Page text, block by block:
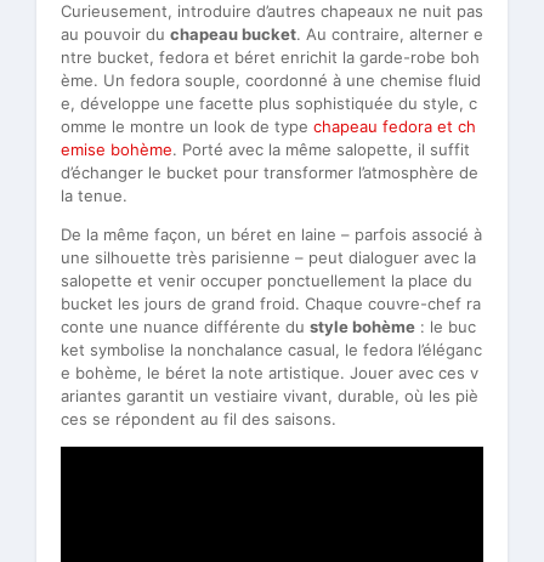
Curieusement, introduire d’autres chapeaux ne nuit pas
au pouvoir du chapeau bucket. Au contraire, alterner e
ntre bucket, fedora et béret enrichit la garde-robe boh
ème. Un fedora souple, coordonné à une chemise fluid
e, développe une facette plus sophistiquée du style, c
omme le montre un look de type chapeau fedora et ch
emise bohème. Porté avec la même salopette, il suffit
d’échanger le bucket pour transformer l’atmosphère de
la tenue.
De la même façon, un béret en laine – parfois associé à
une silhouette très parisienne – peut dialoguer avec la
salopette et venir occuper ponctuellement la place du
bucket les jours de grand froid. Chaque couvre-chef ra
conte une nuance différente du style bohème : le buc
ket symbolise la nonchalance casual, le fedora l’éléganc
e bohème, le béret la note artistique. Jouer avec ces v
ariantes garantit un vestiaire vivant, durable, où les piè
ces se répondent au fil des saisons.